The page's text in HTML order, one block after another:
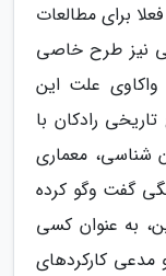
برای مطالعات
نیز طرح خاصی
واکاوی علت این
رادکان با
شناسی، معماری
گفت وگو کرده
به عنوان کسی
مدعی کارکردهای